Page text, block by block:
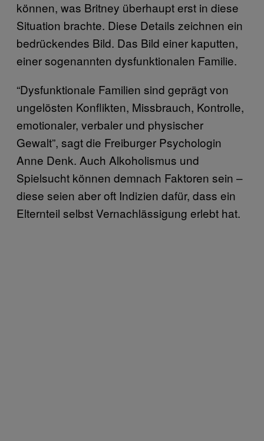
können, was Britney überhaupt erst in diese
Situation brachte. Diese Details zeichnen ein
bedrückendes Bild. Das Bild einer kaputten,
einer sogenannten dysfunktionalen Familie.
“Dysfunktionale Familien sind geprägt von
ungelösten Konflikten, Missbrauch, Kontrolle,
emotionaler, verbaler und physischer
Gewalt”, sagt die Freiburger Psychologin
Anne Denk. Auch Alkoholismus und
Spielsucht können demnach Faktoren sein –
diese seien aber oft Indizien dafür, dass ein
Elternteil selbst Vernachlässigung erlebt hat.